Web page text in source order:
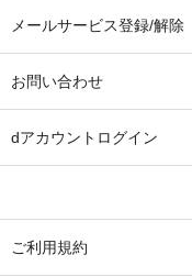
メールサービス登録/解除
お問い合わせ
dアカウントログイン
ご利用規約